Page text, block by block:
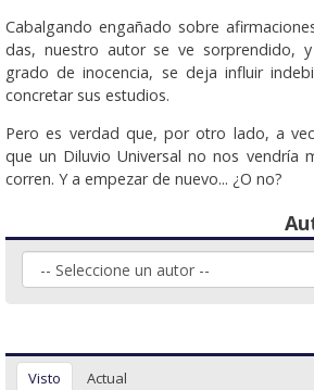
Ca­bal­gando engañado sobre
das, nuestro autor se ve sorprendido, y
grado de inocencia, se deja influir
concretar sus estudios.
Pero es verdad que, por otro lado, a
que un Diluvio Universal no nos vendría
corren. Y a empezar de nuevo... ¿O no?
Visto Actual